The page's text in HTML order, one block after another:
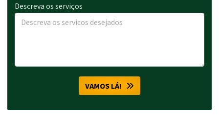
Descreva os serviços
VAMOS LÁ!